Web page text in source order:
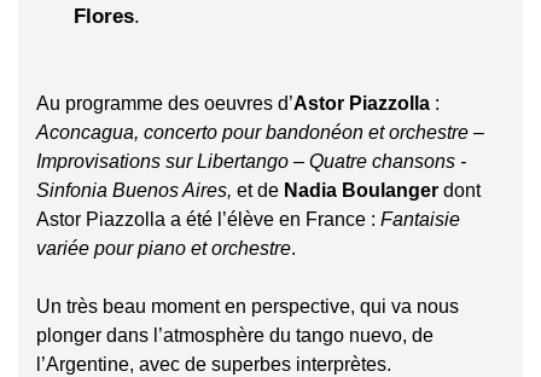
Flores.
Au programme des oeuvres d’Astor Piazzolla :
Aconcagua, concerto pour bandonéon et orchestre –
Improvisations sur Libertango – Quatre chansons -
Sinfonia Buenos Aires, et de Nadia Boulanger dont
Astor Piazzolla a été l’élève en France : Fantaisie
variée pour piano et orchestre.
Un très beau moment en perspective, qui va nous
plonger dans l’atmosphère du tango nuevo, de
l’Argentine, avec de superbes interprètes.